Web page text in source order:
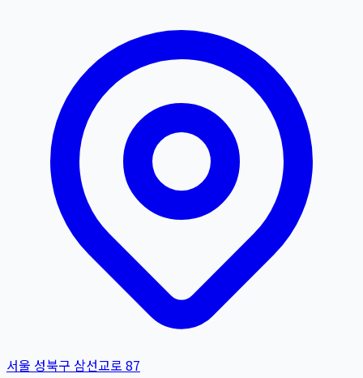
서울 성북구 삼선교로 87